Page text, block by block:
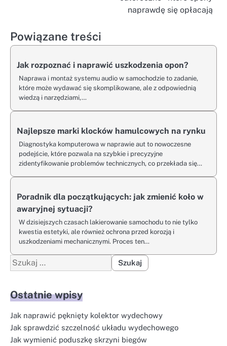
naprawdę się opłacają
Powiązane treści
Jak rozpoznać i naprawić uszkodzenia opon?
Naprawa i montaż systemu audio w samochodzie to zadanie,
które może wydawać się skomplikowane, ale z odpowiednią
wiedzą i narzędziami,…
Najlepsze marki klocków hamulcowych na rynku
Diagnostyka komputerowa w naprawie aut to nowoczesne
podejście, które pozwala na szybkie i precyzyjne
zidentyfikowanie problemów technicznych, co przekłada się…
Poradnik dla początkujących: jak zmienić koło w
awaryjnej sytuacji?
W dzisiejszych czasach lakierowanie samochodu to nie tylko
kwestia estetyki, ale również ochrona przed korozją i
uszkodzeniami mechanicznymi. Proces ten…
Szukaj:
Ostatnie wpisy
Jak naprawić pęknięty kolektor wydechowy
Jak sprawdzić szczelność układu wydechowego
Jak wymienić poduszkę skrzyni biegów